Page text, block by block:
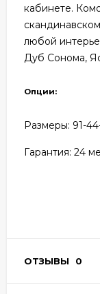
кабинете.
любой
Дуб Сонома,
Опции:
Размеры: 91-
Гарантия: 24
ОТЗЫВЫ 0